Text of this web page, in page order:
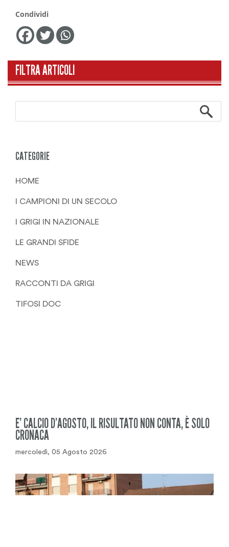
Condividi
FILTRA ARTICOLI
CATEGORIE
HOME
I CAMPIONI DI UN SECOLO
I GRIGI IN NAZIONALE
LE GRANDI SFIDE
NEWS
RACCONTI DA GRIGI
TIFOSI DOC
E’ CALCIO D’AGOSTO, IL RISULTATO NON CONTA, È SOLO
CRONACA
mercoledì, 05 Agosto 2026